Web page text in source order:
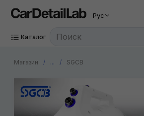
Рус
Каталог
Магазин ... SGCB